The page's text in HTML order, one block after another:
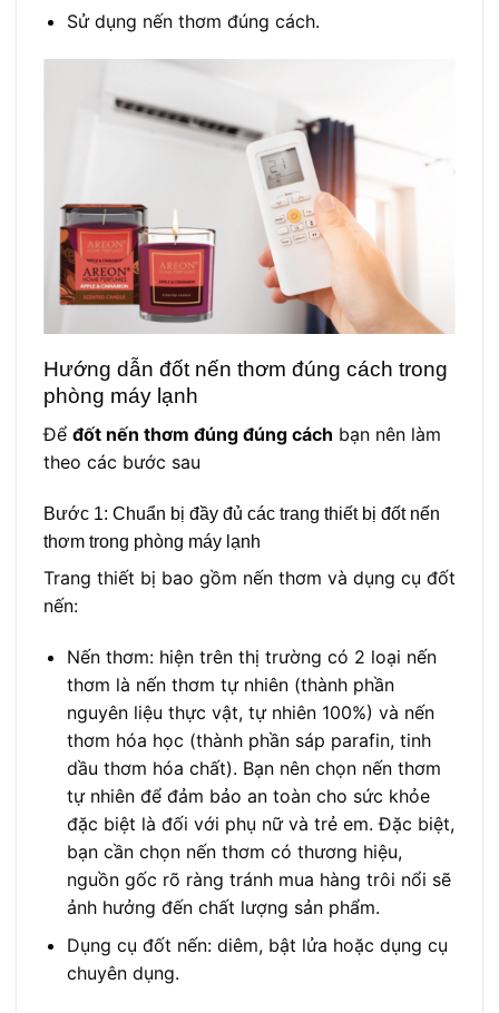
Sử dụng nến thơm đúng cách.
Hướng dẫn đốt nến thơm đúng cách trong
phòng máy lạnh
Để đốt nến thơm đúng đúng cách bạn nên làm
theo các bước sau
Bước 1: Chuẩn bị đầy đủ các trang thiết bị đốt nến
thơm trong phòng máy lạnh
Trang thiết bị bao gồm nến thơm và dụng cụ đốt
nến:
Nến thơm: hiện trên thị trường có 2 loại nến
thơm là nến thơm tự nhiên (thành phần
nguyên liệu thực vật, tự nhiên 100%) và nến
thơm hóa học (thành phần sáp parafin, tinh
dầu thơm hóa chất). Bạn nên chọn nến thơm
tự nhiên để đảm bảo an toàn cho sức khỏe
đặc biệt là đối với phụ nữ và trẻ em. Đặc biệt,
bạn cần chọn nến thơm có thương hiệu,
nguồn gốc rõ ràng tránh mua hàng trôi nổi sẽ
ảnh hưởng đến chất lượng sản phẩm.
Dụng cụ đốt nến: diêm, bật lửa hoặc dụng cụ
chuyên dụng.